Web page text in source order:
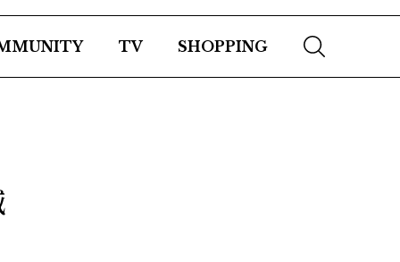
TV SHOPPING